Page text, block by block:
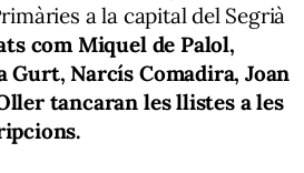
a la capital del Segrià
com Miquel de Palol,
Gurt, Narcís Comadira, Joan
tancaran les llistes a les